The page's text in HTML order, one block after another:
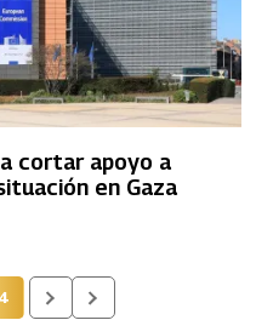
cortar apoyo a
en Gaza
Página
4